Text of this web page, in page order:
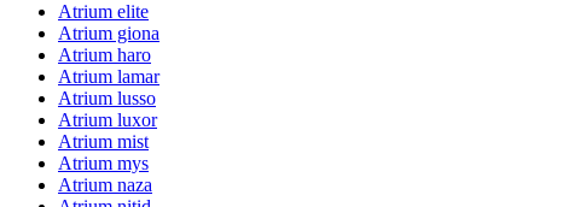
Atrium elite
Atrium giona
Atrium haro
Atrium lamar
Atrium lusso
Atrium luxor
Atrium mist
Atrium mys
Atrium naza